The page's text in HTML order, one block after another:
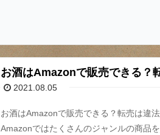
お酒はAmazonで販売できる？
2021.08.05
お酒はAmazonで販売できる？転売は違
Amazonではたくさんのジャンルの商品